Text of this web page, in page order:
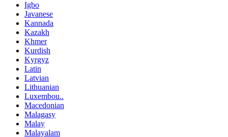
Igbo
Javanese
Kannada
Kazakh
Khmer
Kurdish
Kyrgyz
Latin
Latvian
Lithuanian
Luxembou..
Macedonian
Malagasy
Malay
Malayalam